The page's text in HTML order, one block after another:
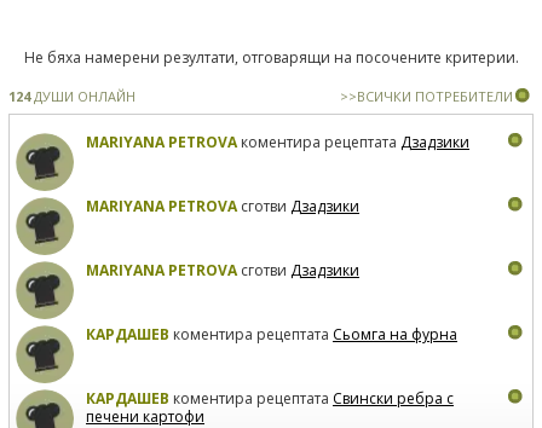
Не бяха намерени резултати, отговарящи на посочените критерии.
124ДУШИ ОНЛАЙН >>ВСИЧКИ ПОТРЕБИТЕЛИ
MARIYANA PETROVAкоментира рецептата Дзадзики
MARIYANA PETROVAсготви Дзадзики
MARIYANA PETROVAсготви Дзадзики
КАРДАШЕВ коментира рецептата Сьомга на фурна
КАРДАШЕВ коментира рецептата Свински ребра с
печени картофи